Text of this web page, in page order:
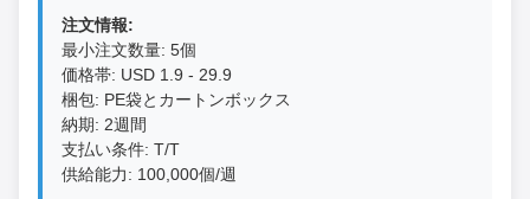
注文情報:
最小注文数量: 5個
価格帯: USD 1.9 - 29.9
梱包: PE袋とカートンボックス
納期: 2週間
支払い条件: T/T
供給能力: 100,000個/週